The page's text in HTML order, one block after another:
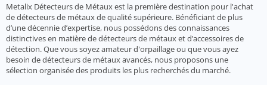
Metalix Détecteurs de Métaux est la première destination pour l'achat
de détecteurs de métaux de qualité supérieure. Bénéficiant de plus
d’une décennie d’expertise, nous possédons des connaissances
distinctives en matière de détecteurs de métaux et d’accessoires de
détection. Que vous soyez amateur d'orpaillage ou que vous ayez
besoin de détecteurs de métaux avancés, nous proposons une
sélection organisée des produits les plus recherchés du marché.